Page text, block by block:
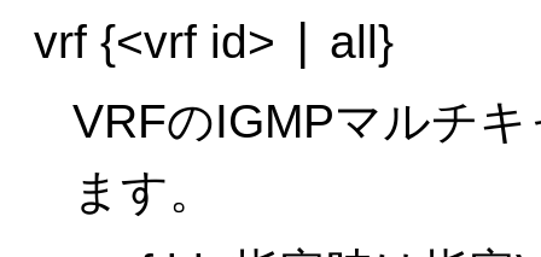
vrf {<vrf id>
all}
VRFのIGMPマルチ
ます。